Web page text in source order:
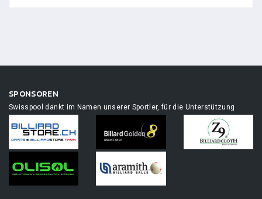
SPONSOREN
Swisspool dankt im Namen unserer Sportler, für die Unterstützung